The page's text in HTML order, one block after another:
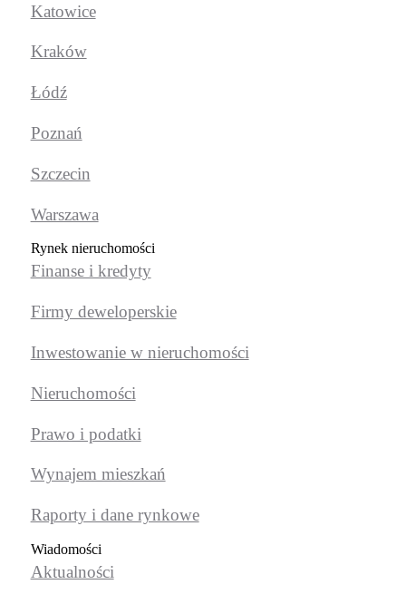
Katowice
Kraków
Łódź
Poznań
Szczecin
Warszawa
Rynek nieruchomości
Finanse i kredyty
Firmy deweloperskie
Inwestowanie w nieruchomości
Nieruchomości
Prawo i podatki
Wynajem mieszkań
Raporty i dane rynkowe
Wiadomości
Aktualności